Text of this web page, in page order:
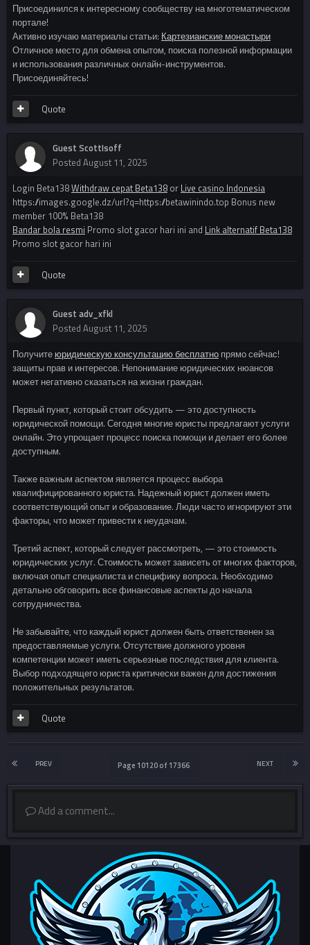
Присоединился к интересному сообществу на многотематическом
портале!
Активно изучаю материалы статьи: Картезианские монастыри
Отличное место для обмена опытом, поиска полезной информации
и использования различных онлайн-инструментов.
Присоединяйтесь!
Quote
Guest ScottIsoff
Posted August 11, 2025
Login Beta138Withdraw cepat Beta138 or Live casino Indonesia
https://images.google.dz/url?q=https://betawinindo.top Bonus new
member 100% Beta138
Bandar bola resmi Promo slot gacor hari ini and Link alternatif Beta138
Promo slot gacor hari ini
Quote
Guest adv_xfkl
Posted August 11, 2025
Получите юридическую консультацию бесплатно прямо сейчас!
защиты прав и интересов. Непонимание юридических нюансов
может негативно сказаться на жизни граждан.
Первый пункт, который стоит обсудить — это доступность
юридической помощи. Сегодня многие юристы предлагают услуги
онлайн. Это упрощает процесс поиска помощи и делает его более
доступным.
Также важным аспектом является процесс выбора
квалифицированного юриста. Надежный юрист должен иметь
соответствующий опыт и образование. Люди часто игнорируют эти
факторы, что может привести к неудачам.
Третий аспект, который следует рассмотреть, — это стоимость
юридических услуг. Стоимость может зависеть от многих факторов,
включая опыт специалиста и специфику вопроса. Необходимо
детально обговорить все финансовые аспекты до начала
сотрудничества.
Не забывайте, что каждый юрист должен быть ответственен за
предоставляемые услуги. Отсутствие должного уровня
компетенции может иметь серьезные последствия для клиента.
Выбор подходящего юриста критически важен для достижения
положительных результатов.
Quote
PREV NEXT
Page 10120 of 17366
Add a comment...